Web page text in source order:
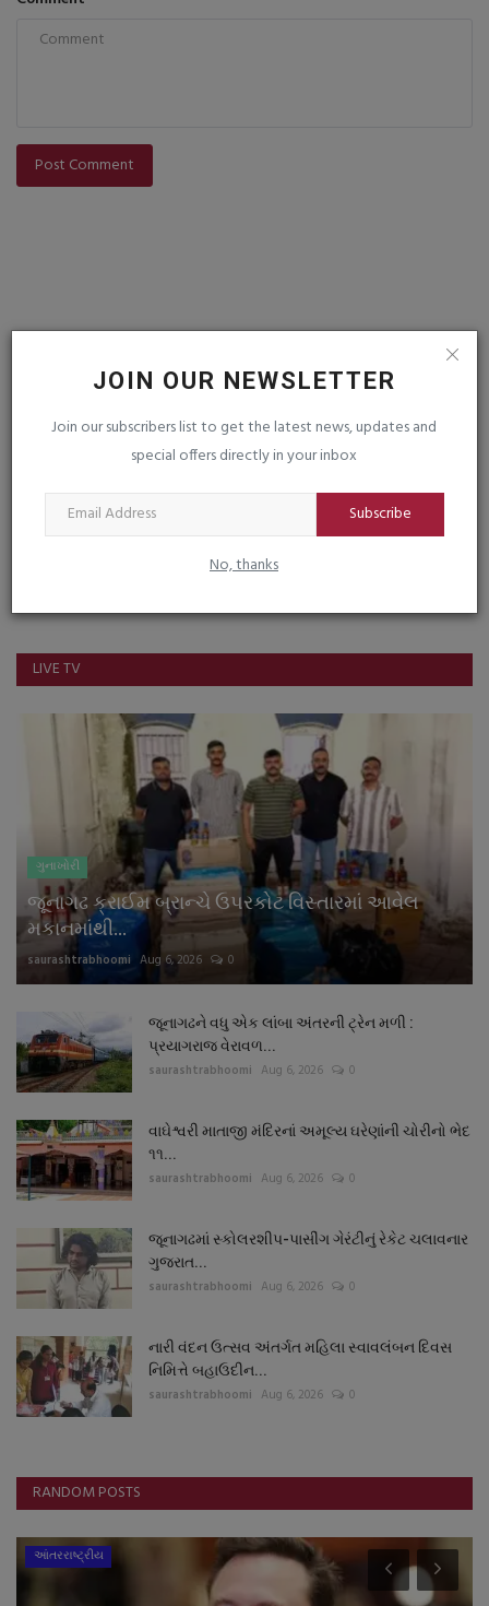
JOIN OUR NEWSLETTER
Join our subscribers list to get the latest news, updates and
special offers directly in your inbox
Subscribe
No, thanks
Post Comment
VOTING POLL
Facebook Instagram
LIVE TV
ગુનાખોરી
જૂનાગઢ ક્રાઈમ બ્રાન્ચે ઉપરકોટ વિસ્તારમાં આવેલ
મકાનમાંથી...
saurashtrabhoomi Aug 6, 2026 0
જૂનાગઢને વધુ એક લાંબા અંતરની ટ્રેન મળી :
પ્રયાગરાજ વેરાવળ...
saurashtrabhoomi Aug 6, 2026 0
વાઘેશ્વરી માતાજી મંદિરનાં અમૂલ્ય ઘરેણાંની ચોરીનો ભેદ
૧૧...
saurashtrabhoomi Aug 6, 2026 0
જૂનાગઢમાં સ્કોલરશીપ-પાસીંગ ગેરંટીનું રેકેટ ચલાવનાર
ગુજરાત...
saurashtrabhoomi Aug 6, 2026 0
નારી વંદન ઉત્સવ અંતર્ગત મહિલા સ્વાવલંબન દિવસ
નિમિત્તે બહાઉદીન...
saurashtrabhoomi Aug 6, 2026 0
RANDOM POSTS
આંતરરાષ્ટ્રીય